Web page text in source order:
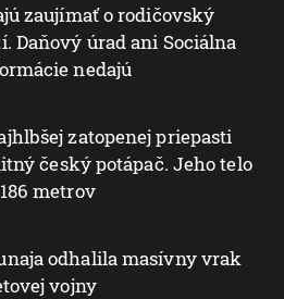
zaujímať o rodičovský
Daňový úrad ani Sociálna
nedajú
zatopenej priepasti
český potápač. Jeho telo
metrov
odhalila masívny vrak
vojny